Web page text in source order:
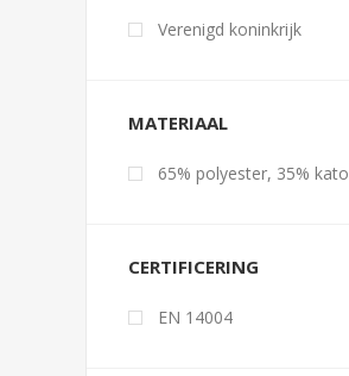
Verenigd koninkrijk
MATERIAAL
65% polyester, 35%
CERTIFICERING
EN 14004